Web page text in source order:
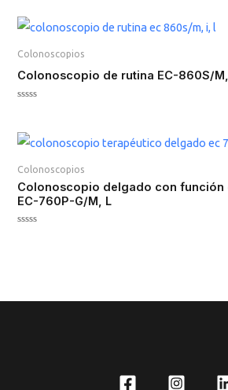
de
5
Colonoscopios
Colonoscopio de rutina EC-860S/
de
5
Colonoscopios
Colonoscopio delgado con función
EC-760P-G/M, L